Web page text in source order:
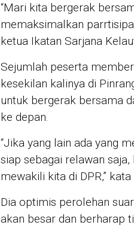
“Mari kita bergerak
memaksimalkan
ketua Ikatan Sarjana
Sejumlah peserta
kesekilan kalinya di
untuk bergerak bersama
ke depan.
“Jika yang lain ada yang
siap sebagai relawan
mewakili kita di DPR,”
Dia optimis perolehan
akan besar dan berharap